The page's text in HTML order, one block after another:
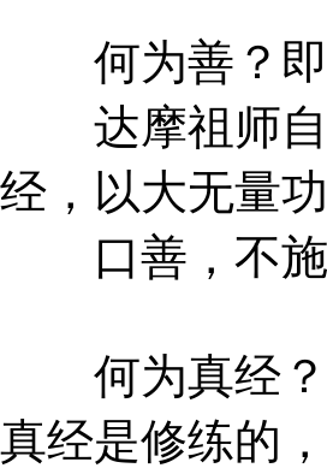
何为善？即
达摩祖师自
经，以大无量
口善，不施
何为真经？
真经是修练的